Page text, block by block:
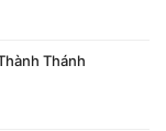
Thánh